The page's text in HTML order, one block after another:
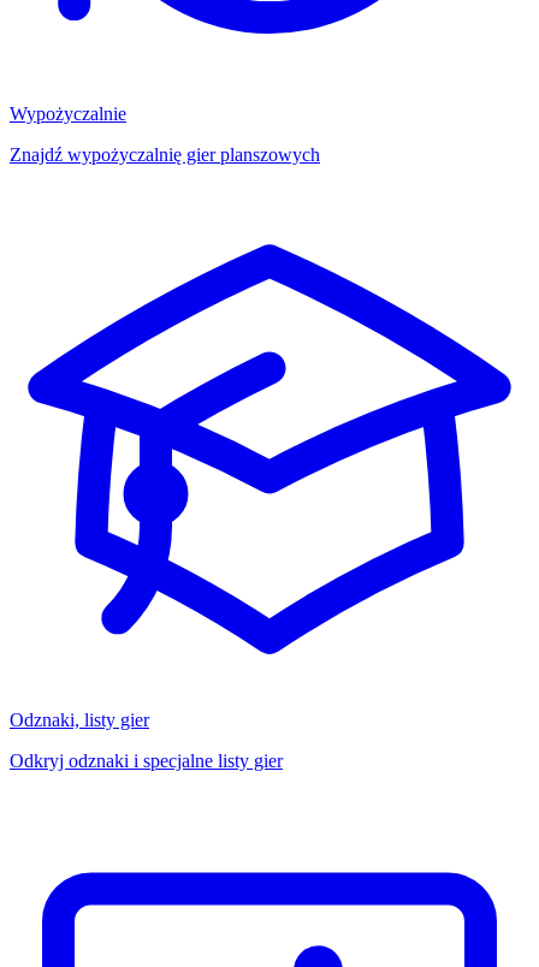
Wypożyczalnie
Znajdź wypożyczalnię gier planszowych
Odznaki, listy gier
Odkryj odznaki i specjalne listy gier